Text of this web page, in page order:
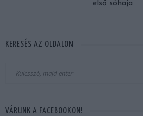
első sóhaja
KERESÉS AZ OLDALON
VÁRUNK A FACEBOOKON!